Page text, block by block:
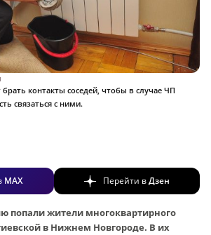
контакты соседей, чтобы в случае ЧП
связаться с ними.
MAX Перейти вДзен
попали жители многоквартирного
в Нижнем Новгороде. В их